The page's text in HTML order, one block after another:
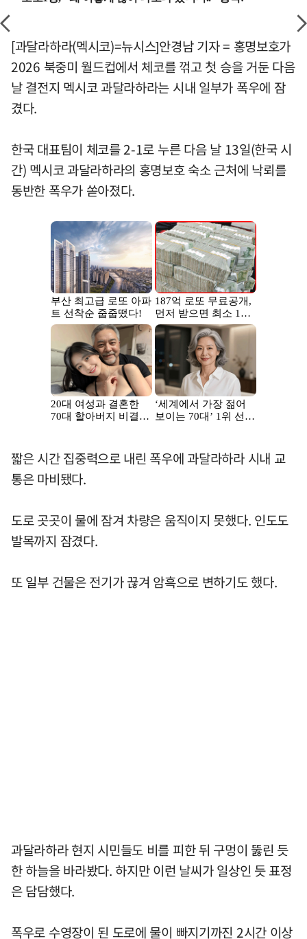
[과달라하라(멕시코)=뉴시스]안경남 기자 = 홍명보호가
2026 북중미 월드컵에서 체코를 꺾고 첫 승을 거둔 다음
날 결전지 멕시코 과달라하라는 시내 일부가 폭우에 잠
겼다.
한국 대표팀이 체코를 2-1로 누른 다음 날 13일(한국 시
간) 멕시코 과달라하라의 홍명보호 숙소 근처에 낙뢰를
동반한 폭우가 쏟아졌다.
짧은 시간 집중력으로 내린 폭우에 과달라하라 시내 교
통은 마비됐다.
도로 곳곳이 물에 잠겨 차량은 움직이지 못했다. 인도도
발목까지 잠겼다.
또 일부 건물은 전기가 끊겨 암흑으로 변하기도 했다.
과달라하라 현지 시민들도 비를 피한 뒤 구멍이 뚫린 듯
한 하늘을 바라봤다. 하지만 이런 날씨가 일상인 듯 표정
은 담담했다.
폭우로 수영장이 된 도로에 물이 빠지기까진 2시간 이상